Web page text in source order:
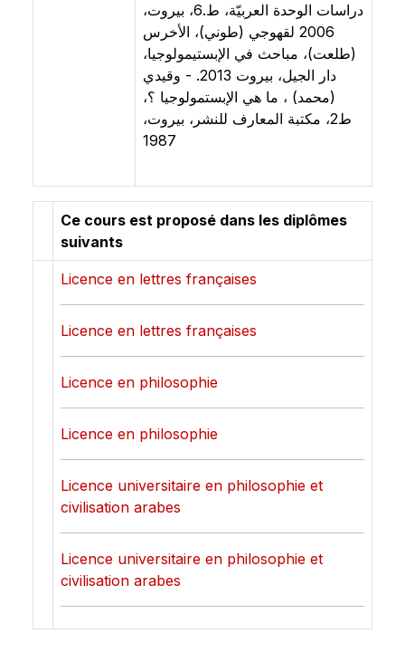
دراسات الوحدة العربيّة، ط.6، بيروت،
2006 لقهوجي (طوني)، الأخرس
(طلعت)، مباحث في الإبستيمولوجيا،
دار الجيل، بيروت 2013. - وقيدي
(محمد) ، ما هي الإبستمولوجيا ؟،
ط2، مكتبة المعارف للنشر، بيروت،
1987
Ce cours est proposé dans les diplômes
suivants
Licence en lettres françaises
Licence en lettres françaises
Licence en philosophie
Licence en philosophie
Licence universitaire en philosophie et
civilisation arabes
Licence universitaire en philosophie et
civilisation arabes